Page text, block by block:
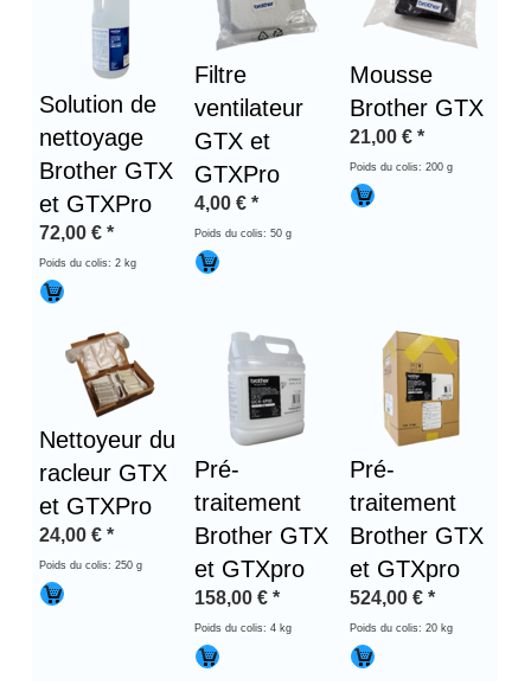
Solution de
nettoyage
Brother GTX
et GTXPro
72,00 € *
Poids du colis: 2 kg
Filtre
ventilateur
GTX et
GTXPro
4,00 € *
Poids du colis: 50 g
Mousse
Brother GTX
21,00 € *
Poids du colis: 200 g
Nettoyeur du
racleur GTX
et GTXPro
24,00 € *
Poids du colis: 250 g
Pré-
traitement
Brother GTX
et GTXpro
158,00 € *
Poids du colis: 4 kg
Pré-
traitement
Brother GTX
et GTXpro
524,00 € *
Poids du colis: 20 kg